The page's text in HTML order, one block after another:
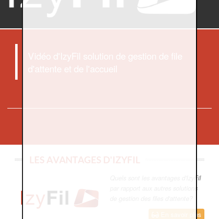
Vidéo d'IzyFil solution de gestion de file
d'attente et de l'accueil
LES AVANTAGES D'IZYFIL
Quels sont les avantages d'IzyFil
par rapport aux autres solutions
En savoir plus